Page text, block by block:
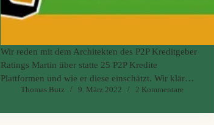
Wir reden mit dem Architekten des P2P Kreditgeber
Ratings Martin über statte 25 P2P Kredite
Plattformen und wie er diese einschätzt. Wir klären,
inwieweit ein Kreditgeber Rating beim Investieren
Thomas Butz 9. März 2022 2 Kommentare